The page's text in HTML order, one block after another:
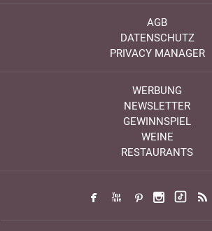
AGB
DATENSCHUTZ
PRIVACY MANAGER
WERBUNG
NEWSLETTER
GEWINNSPIEL
WEINE
RESTAURANTS